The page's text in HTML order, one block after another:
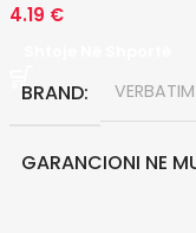
4.19 €
BRAND VERBATIM
GARANCIONI NE